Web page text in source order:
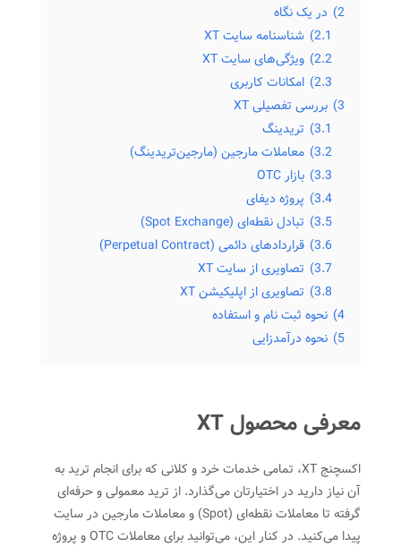
2) در یک نگاه
2.1) شناسنامه سایت XT
2.2) ویژگی‌های سایت XT
2.3) امکانات کاربری
3) بررسی تفصیلی XT
3.1) تریدینگ
3.2) معاملات مارجین (مارجین‌تریدینگ)
3.3) بازار OTC
3.4) پروژه دیفای
3.5) تبادل نقطه‌ای (Spot Exchange)
3.6) قراردادهای دائمی ‌(Perpetual Contract)
3.7) تصاویری از سایت XT
3.8) تصاویری از اپلیکیشن XT
4) نحوه ثبت ‌نام و استفاده
5) نحوه درآمدزایی
معرفی محصول XT
اکسچنج XT، تمامی خدمات خرد و کلانی که برای انجام ترید به
آن نیاز دارید در اختیارتان می‌گذارد. از ترید معمولی و حرفه‌ای
گرفته تا معاملات نقطه‌ای (Spot) و معاملات مارجین در سایت
پیدا می‌کنید. در کنار این، می‌توانید برای معاملات OTC و پروژه